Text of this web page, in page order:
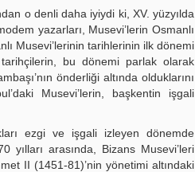
o denli daha iyiydi ki, XV. yüzyılda
yazarları, Musevi’lerin Osmanlı
Musevi’lerinin tarihlerinin ilk dönemi
tarihçilerin, bu dönemi parlak olarak
önderliği altında olduklarını
Musevi’lerin, başkentin işgali
ezgi ve işgali izleyen dönemde
yılları arasında, Bizans Musevi’leri
II (1451-81)’nin yönetimi altındaki